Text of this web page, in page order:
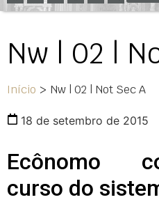
Nw | 02 |
Início > Nw | 02 | Not Sec A
18 de setembro de 2015
Ecônomo
curso do